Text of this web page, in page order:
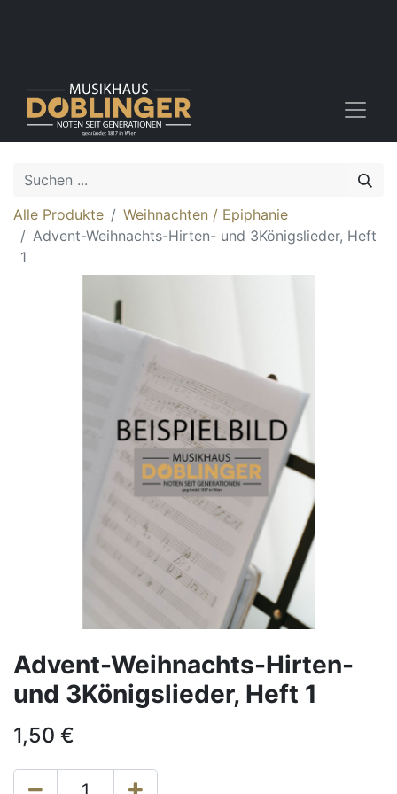
Alle Produkte
Weihnachten / Epiphanie
Advent-Weihnachts-Hirten- und 3Königslieder, Heft
1
Advent-Weihnachts-Hirten-
und 3Königslieder, Heft 1
1,50 €